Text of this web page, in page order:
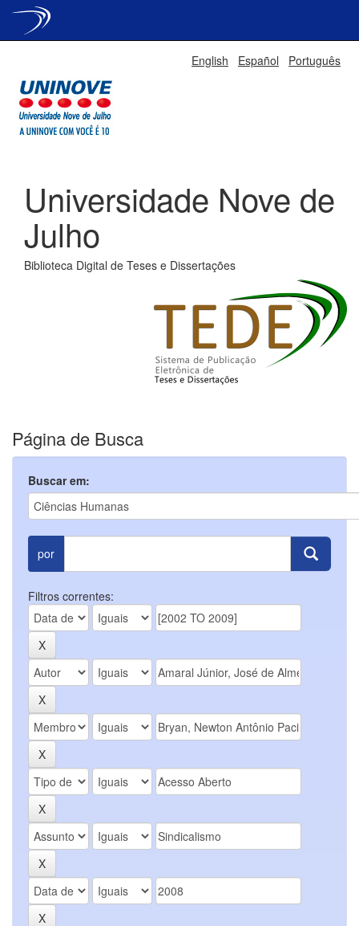
English Español Português
Universidade Nove de
Julho
Biblioteca Digital de Teses e Dissertações
Página de Busca
Buscar em:
por
Filtros correntes: